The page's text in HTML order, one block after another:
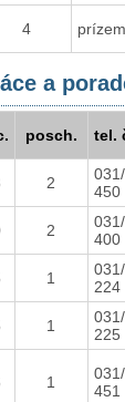
4
a
posch. tel.
2
450
2
400
1
224
1
225
1
451